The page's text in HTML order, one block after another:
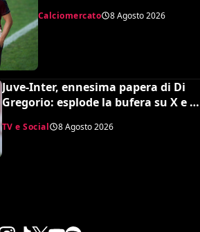
Calciomercato 8 Agosto 2026
Juve-Inter, ennesima papera di Di
Gregorio: esplode la bufera su X e il
web chiede un nuovo portiere
TV e Social 8 Agosto 2026